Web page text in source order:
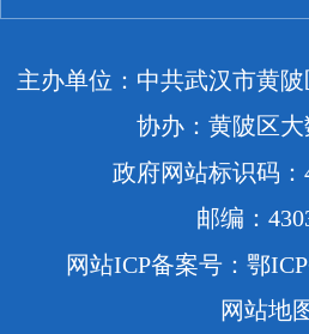
主办单位：中共武汉市黄
协办：黄陂区
政府网站标识码：
邮编：
网站ICP备案号：鄂
网站地